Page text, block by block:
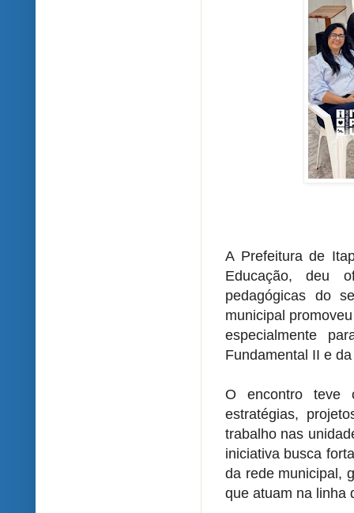
A Prefeitura de
Educação, deu
pedagógicas do
municipal
especialmente
Fundamental II e
O encontro teve
estratégias,
trabalho nas
iniciativa busca
da rede municipal,
que atuam na linha